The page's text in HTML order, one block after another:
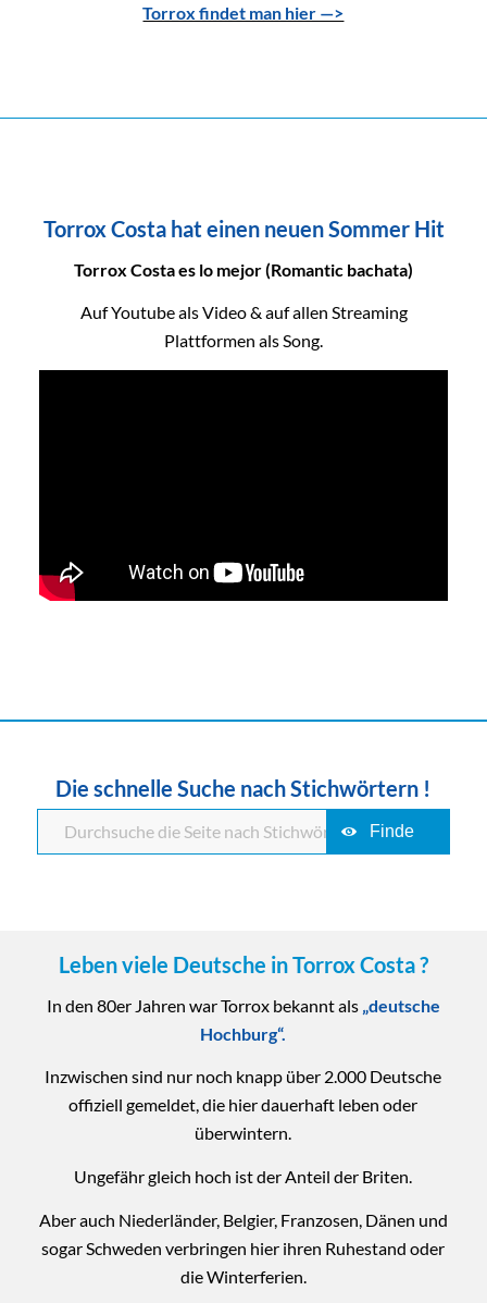
Torrox findet man hier —>
Torrox Costa hat einen neuen Sommer Hit
Torrox Costa es lo mejor (Romantic bachata)
Auf Youtube als Video & auf allen Streaming
Plattformen als Song.
Die schnelle Suche nach Stichwörtern !
Leben viele Deutsche in Torrox Costa ?
In den 80er Jahren war Torrox bekannt als „deutsche
Hochburg“.
Inzwischen sind nur noch knapp über 2.000 Deutsche
offiziell gemeldet, die hier dauerhaft leben oder
überwintern.
Ungefähr gleich hoch ist der Anteil der Briten.
Aber auch Niederländer, Belgier, Franzosen, Dänen und
sogar Schweden verbringen hier ihren Ruhestand oder
die Winterferien.